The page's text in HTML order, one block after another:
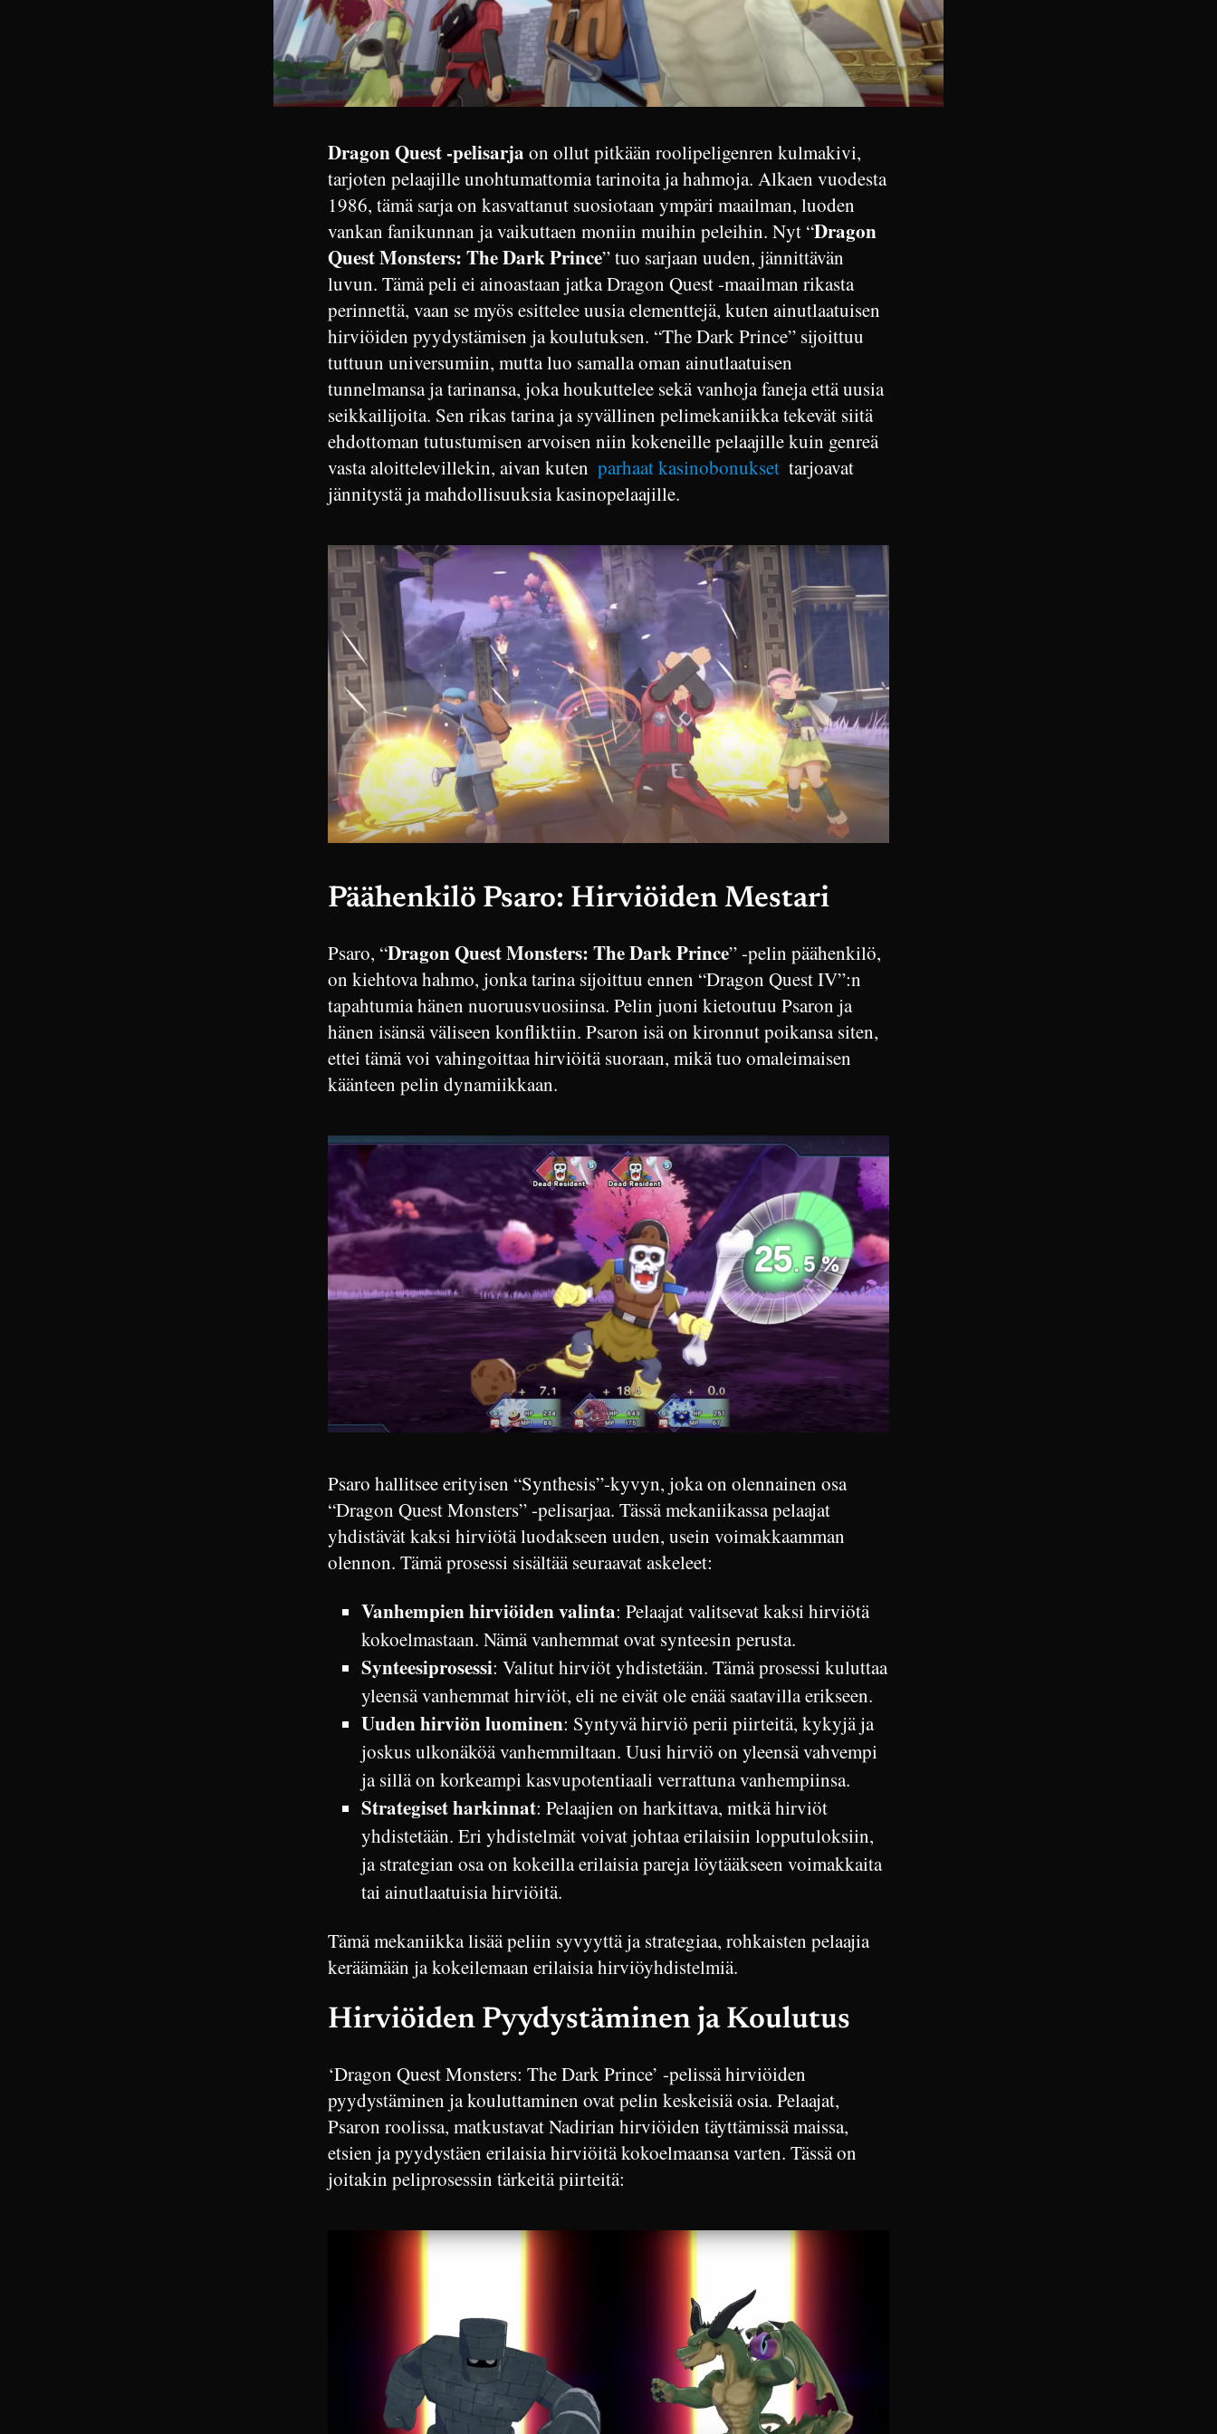
Dragon Quest -pelisarja on ollut pitkään roolipeligenren kulmakivi,
tarjoten pelaajille unohtumattomia tarinoita ja hahmoja. Alkaen vuodesta
1986, tämä sarja on kasvattanut suosiotaan ympäri maailman, luoden
vankan fanikunnan ja vaikuttaen moniin muihin peleihin. Nyt “Dragon
Quest Monsters: The Dark Prince” tuo sarjaan uuden, jännittävän
luvun. Tämä peli ei ainoastaan jatka Dragon Quest -maailman rikasta
perinnettä, vaan se myös esittelee uusia elementtejä, kuten ainutlaatuisen
hirviöiden pyydystämisen ja koulutuksen. “The Dark Prince” sijoittuu
tuttuun universumiin, mutta luo samalla oman ainutlaatuisen
tunnelmansa ja tarinansa, joka houkuttelee sekä vanhoja faneja että uusia
seikkailijoita. Sen rikas tarina ja syvällinen pelimekaniikka tekevät siitä
ehdottoman tutustumisen arvoisen niin kokeneille pelaajille kuin genreä
vasta aloittelevillekin, aivan kuten parhaat kasinobonukset tarjoavat
jännitystä ja mahdollisuuksia kasinopelaajille.
Päähenkilö Psaro: Hirviöiden Mestari
Psaro, “Dragon Quest Monsters: The Dark Prince” -pelin päähenkilö,
on kiehtova hahmo, jonka tarina sijoittuu ennen “Dragon Quest IV”:n
tapahtumia hänen nuoruusvuosiinsa. Pelin juoni kietoutuu Psaron ja
hänen isänsä väliseen konfliktiin. Psaron isä on kironnut poikansa siten,
ettei tämä voi vahingoittaa hirviöitä suoraan, mikä tuo omaleimaisen
käänteen pelin dynamiikkaan.
Psaro hallitsee erityisen “Synthesis”-kyvyn, joka on olennainen osa
“Dragon Quest Monsters” -pelisarjaa. Tässä mekaniikassa pelaajat
yhdistävät kaksi hirviötä luodakseen uuden, usein voimakkaamman
olennon. Tämä prosessi sisältää seuraavat askeleet:
Vanhempien hirviöiden valinta: Pelaajat valitsevat kaksi hirviötä
kokoelmastaan. Nämä vanhemmat ovat synteesin perusta.
Synteesiprosessi: Valitut hirviöt yhdistetään. Tämä prosessi kuluttaa
yleensä vanhemmat hirviöt, eli ne eivät ole enää saatavilla erikseen.
Uuden hirviön luominen: Syntyvä hirviö perii piirteitä, kykyjä ja
joskus ulkonäköä vanhemmiltaan. Uusi hirviö on yleensä vahvempi
ja sillä on korkeampi kasvupotentiaali verrattuna vanhempiinsa.
Strategiset harkinnat: Pelaajien on harkittava, mitkä hirviöt
yhdistetään. Eri yhdistelmät voivat johtaa erilaisiin lopputuloksiin,
ja strategian osa on kokeilla erilaisia pareja löytääkseen voimakkaita
tai ainutlaatuisia hirviöitä.
Tämä mekaniikka lisää peliin syvyyttä ja strategiaa, rohkaisten pelaajia
keräämään ja kokeilemaan erilaisia hirviöyhdistelmiä.
Hirviöiden Pyydystäminen ja Koulutus
‘Dragon Quest Monsters: The Dark Prince’ -pelissä hirviöiden
pyydystäminen ja kouluttaminen ovat pelin keskeisiä osia. Pelaajat,
Psaron roolissa, matkustavat Nadirian hirviöiden täyttämissä maissa,
etsien ja pyydystäen erilaisia hirviöitä kokoelmaansa varten. Tässä on
joitakin peliprosessin tärkeitä piirteitä: